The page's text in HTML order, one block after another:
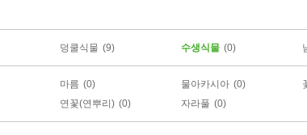
덩쿨식물 (9) 수생식물 (0)
마름 (0) 물아카시아 (0)
연꽃(연뿌리) (0) 자라풀 (0)